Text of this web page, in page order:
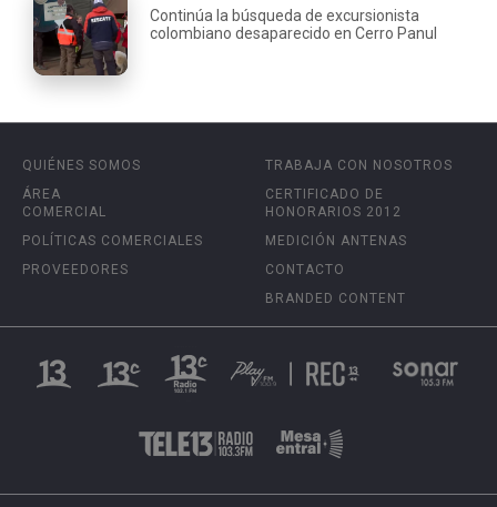
Continúa la búsqueda de excursionista
colombiano desaparecido en Cerro Panul
QUIÉNES SOMOS
ÁREA
COMERCIAL
POLÍTICAS COMERCIALES
PROVEEDORES
TRABAJA CON NOSOTROS
CERTIFICADO DE
HONORARIOS 2012
MEDICIÓN ANTENAS
CONTACTO
BRANDED CONTENT